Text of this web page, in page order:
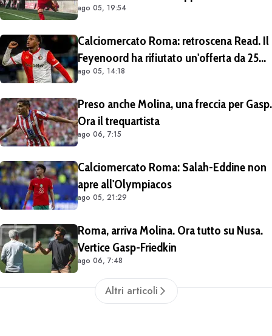
Spagna
ago 05, 19:54
Calciomercato Roma: retroscena Read. Il
Feyenoord ha rifiutato un'offerta da 25
milioni di euro più 4 di bonus
ago 05, 14:18
Preso anche Molina, una freccia per Gasp.
Ora il trequartista
ago 06, 7:15
Calciomercato Roma: Salah-Eddine non
apre all'Olympiacos
ago 05, 21:29
Roma, arriva Molina. Ora tutto su Nusa.
Vertice Gasp-Friedkin
ago 06, 7:48
Altri articoli